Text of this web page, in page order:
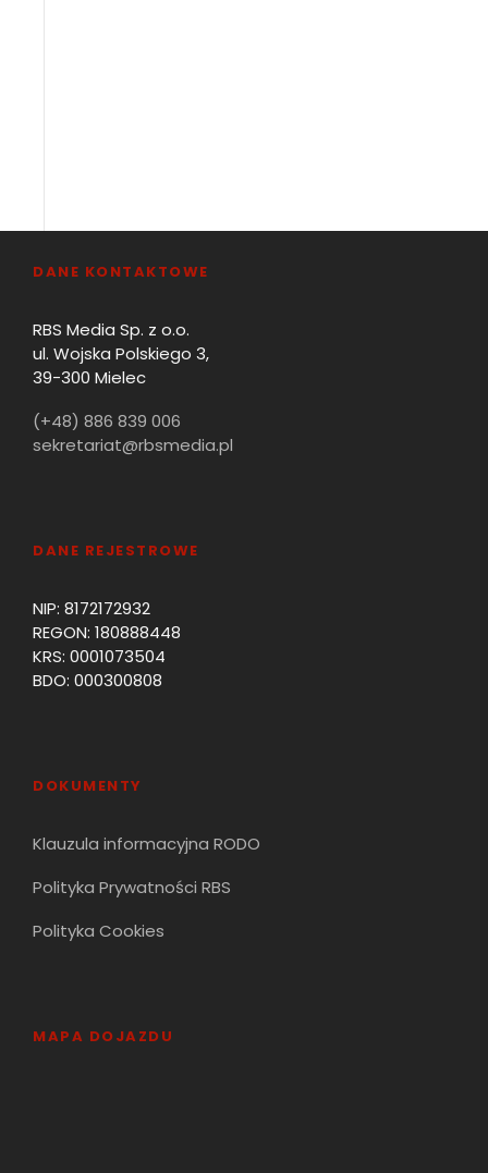
DANE KONTAKTOWE
RBS Media Sp. z o.o.
ul. Wojska Polskiego 3,
39-300 Mielec
(+48) 886 839 006
sekretariat@rbsmedia.pl
DANE REJESTROWE
NIP: 8172172932
REGON: 180888448
KRS: 0001073504
BDO: 000300808
DOKUMENTY
Klauzula informacyjna RODO
Polityka Prywatności RBS
Polityka Cookies
MAPA DOJAZDU